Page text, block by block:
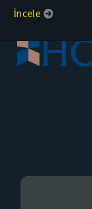
İncele